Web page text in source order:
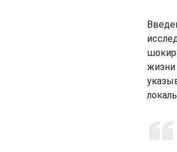
жизни